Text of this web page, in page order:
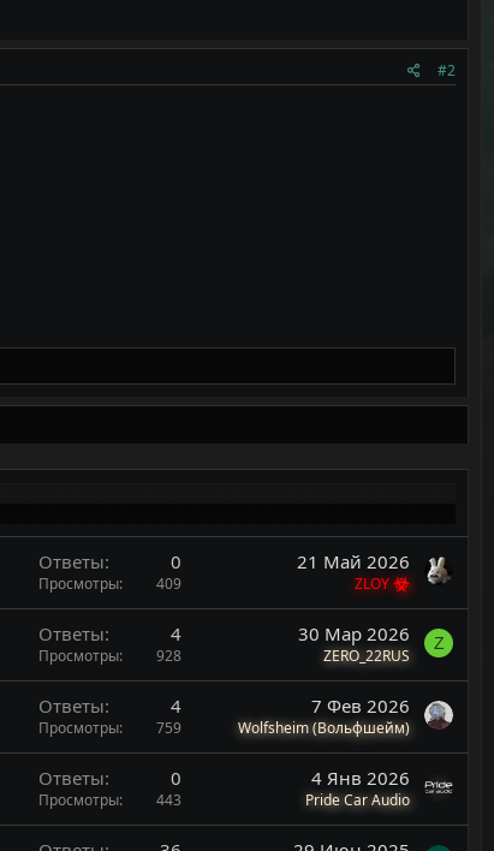
#2
Ответы 0
Просмотры 409
21 Май 2026
ZLOY
Ответы 4
Просмотры 928
30 Мар 2026
ZERO_22RUS
Z
Ответы 4
Просмотры 759
7 Фев 2026
Wolfsheim (Вольфшейм)
Ответы 0
Просмотры 443
4 Янв 2026
Pride Car Audio